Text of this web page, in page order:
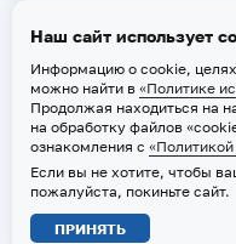
2026 © ТВГМУ. Все права
Политика обработки
Политика использования
Наш сайт использует
Информацию о cookie, целях
можно найти в «Политике
Продолжая находиться на
на обработку файлов
ознакомления с
Если вы не хотите, чтобы
пожалуйста, покиньте сайт.
ПРИНЯТЬ